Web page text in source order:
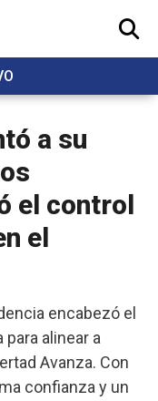
BUSCAR
a su
el control
el
encabezó el
alinear a
Avanza. Con
confianza y un